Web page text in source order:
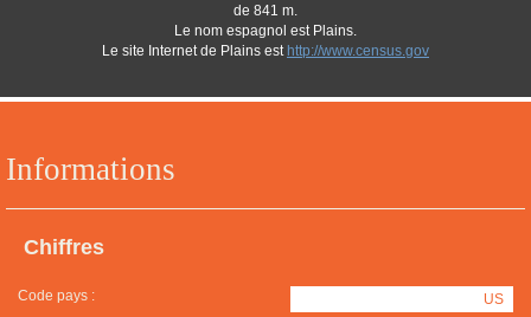
Informations
Chiffres
Code pays : US
de 841 m.
Le nom espagnol est Plains.
Le site Internet de Plains est http://www.census.gov